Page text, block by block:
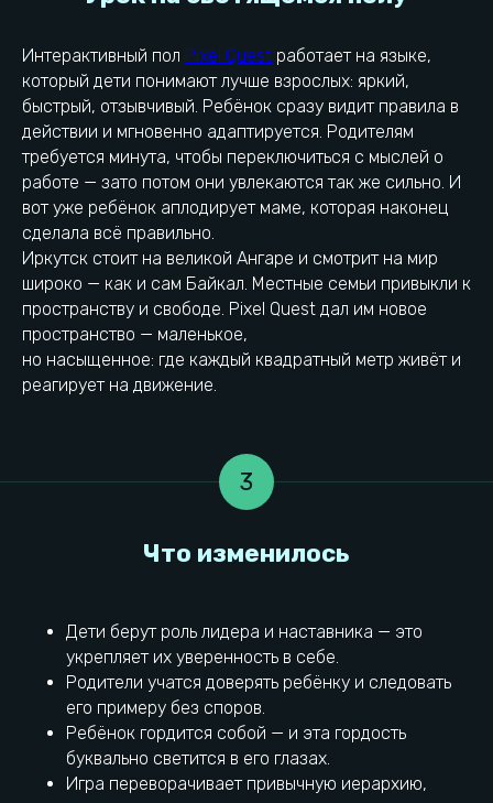
Интерактивный пол Pixel Quest работает на языке,
который дети понимают лучше взрослых: яркий,
быстрый, отзывчивый. Ребёнок сразу видит правила в
действии и мгновенно адаптируется. Родителям
требуется минута, чтобы переключиться с мыслей о
работе — зато потом они увлекаются так же сильно. И
вот уже ребёнок аплодирует маме, которая наконец
сделала всё правильно.
Иркутск стоит на великой Ангаре и смотрит на мир
широко — как и сам Байкал. Местные семьи привыкли к
пространству и свободе. Pixel Quest дал им новое
пространство — маленькое,
но насыщенное: где каждый квадратный метр живёт и
реагирует на движение.
3
Дети берут роль лидера и наставника — это
укрепляет их уверенность в себе.
Родители учатся доверять ребёнку и следовать
его примеру без споров.
Ребёнок гордится собой — и эта гордость
буквально светится в его глазах.
Игра переворачивает привычную иерархию,
Мнение опекуна
Выводы